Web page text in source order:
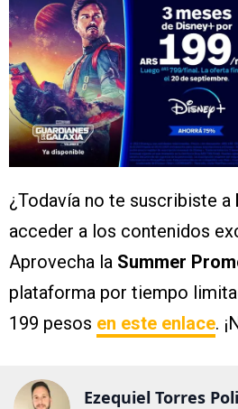
¿Todavía no te suscribiste a
acceder a los contenidos
Aprovecha la Summer
plataforma por tiempo
199 pesos en este enlace.
Ezequiel Torres